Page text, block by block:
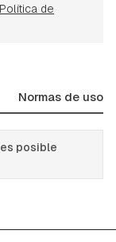
Política de
Normas de uso
posible